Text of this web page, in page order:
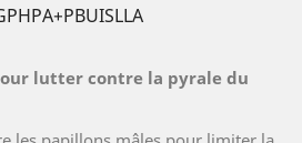
lutter contre la pyrale du